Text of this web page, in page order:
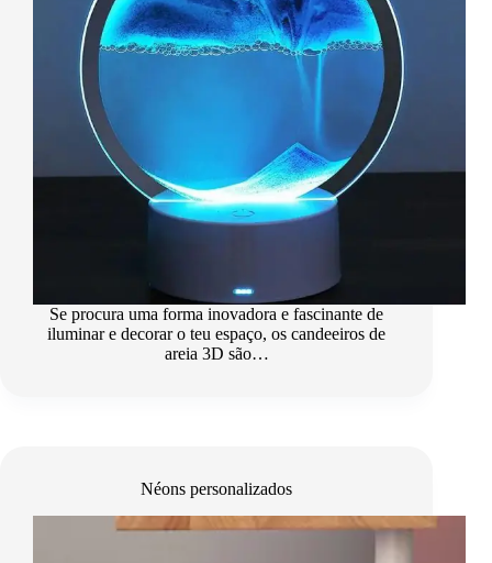
Se procura uma forma inovadora e fascinante de
iluminar e decorar o teu espaço, os candeeiros de
areia 3D são…
Néons personalizados